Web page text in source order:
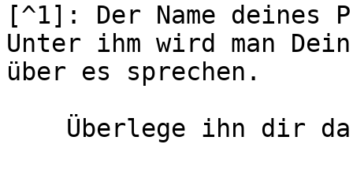
[^1]: Der Name
Unter ihm wird man
über es sprechen.